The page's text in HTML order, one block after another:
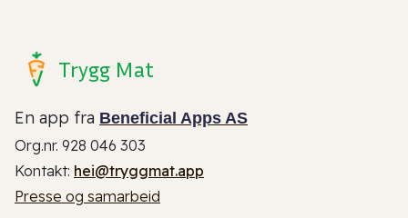
Trygg Mat
En app fra Beneficial Apps AS
Org.nr. 928 046 303
Kontakt: hei@tryggmat.app
Presse og samarbeid